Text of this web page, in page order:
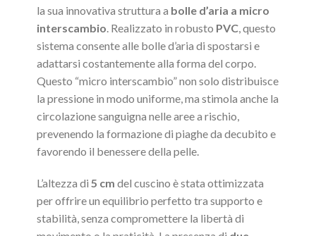
la sua innovativa struttura a bolle d’aria a micro
interscambio . Realizzato in robusto PVC, questo
sistema consente alle bolle d’aria di spostarsi e
adattarsi costantemente alla forma del corpo.
Questo “micro interscambio” non solo distribuisce
la pressione in modo uniforme, ma stimola anche la
circolazione sanguigna nelle aree a rischio,
prevenendo la formazione di piaghe da decubito e
favorendo il benessere della pelle.
L’altezza di 5 cm del cuscino è stata ottimizzata
per offrire un equilibrio perfetto tra supporto e
stabilità, senza compromettere la libertà di